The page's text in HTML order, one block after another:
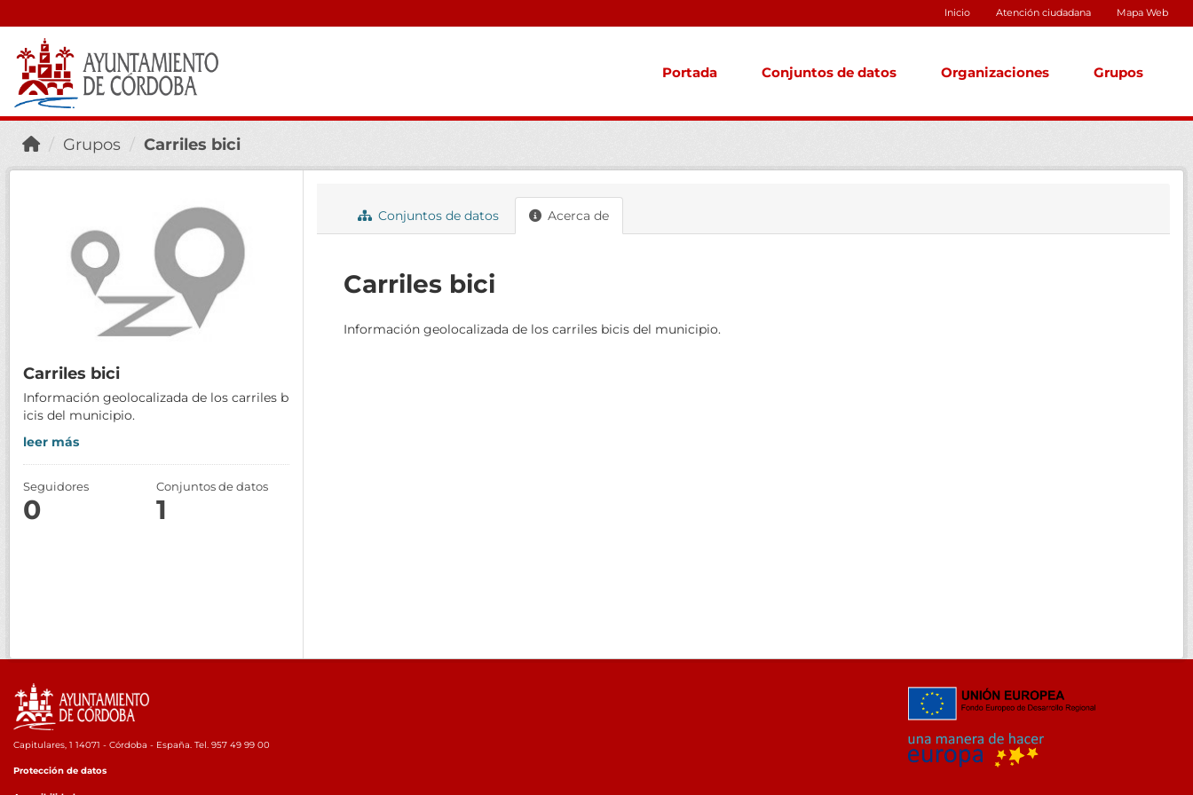
Inicio Atención ciudadana Mapa Web
Portada Conjuntos de datos Organizaciones Grupos
Grupos Carriles bici
Carriles bici
Información geolocalizada de los carriles b
icis del municipio.
leer más
Seguidores
0
Conjuntos de datos
1
Conjuntos de datos Acerca de
Carriles bici
Información geolocalizada de los carriles bicis del municipio.
Capitulares, 1 14071 - Córdoba - España. Tel. 957 49 99 00
Protección de datos